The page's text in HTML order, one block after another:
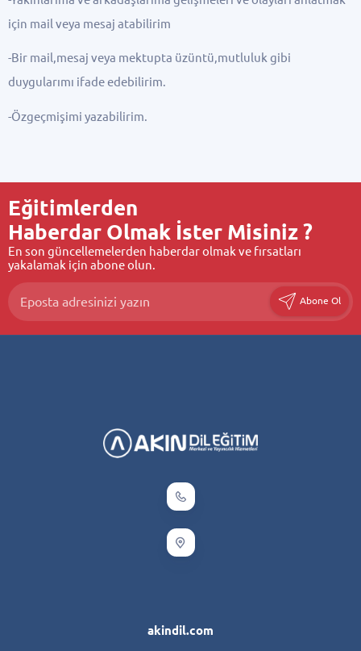
için mail veya mesaj atabilirim
-Bir mail,mesaj veya mektupta üzüntü,mutluluk gibi
duygularımı ifade edebilirim.
-Özgeçmişimi yazabilirim.
Eğitimlerden
Haberdar Olmak İster Misiniz ?
En son güncellemelerden haberdar olmak ve fırsatları
yakalamak için abone olun.
Abone Ol
akindil.com